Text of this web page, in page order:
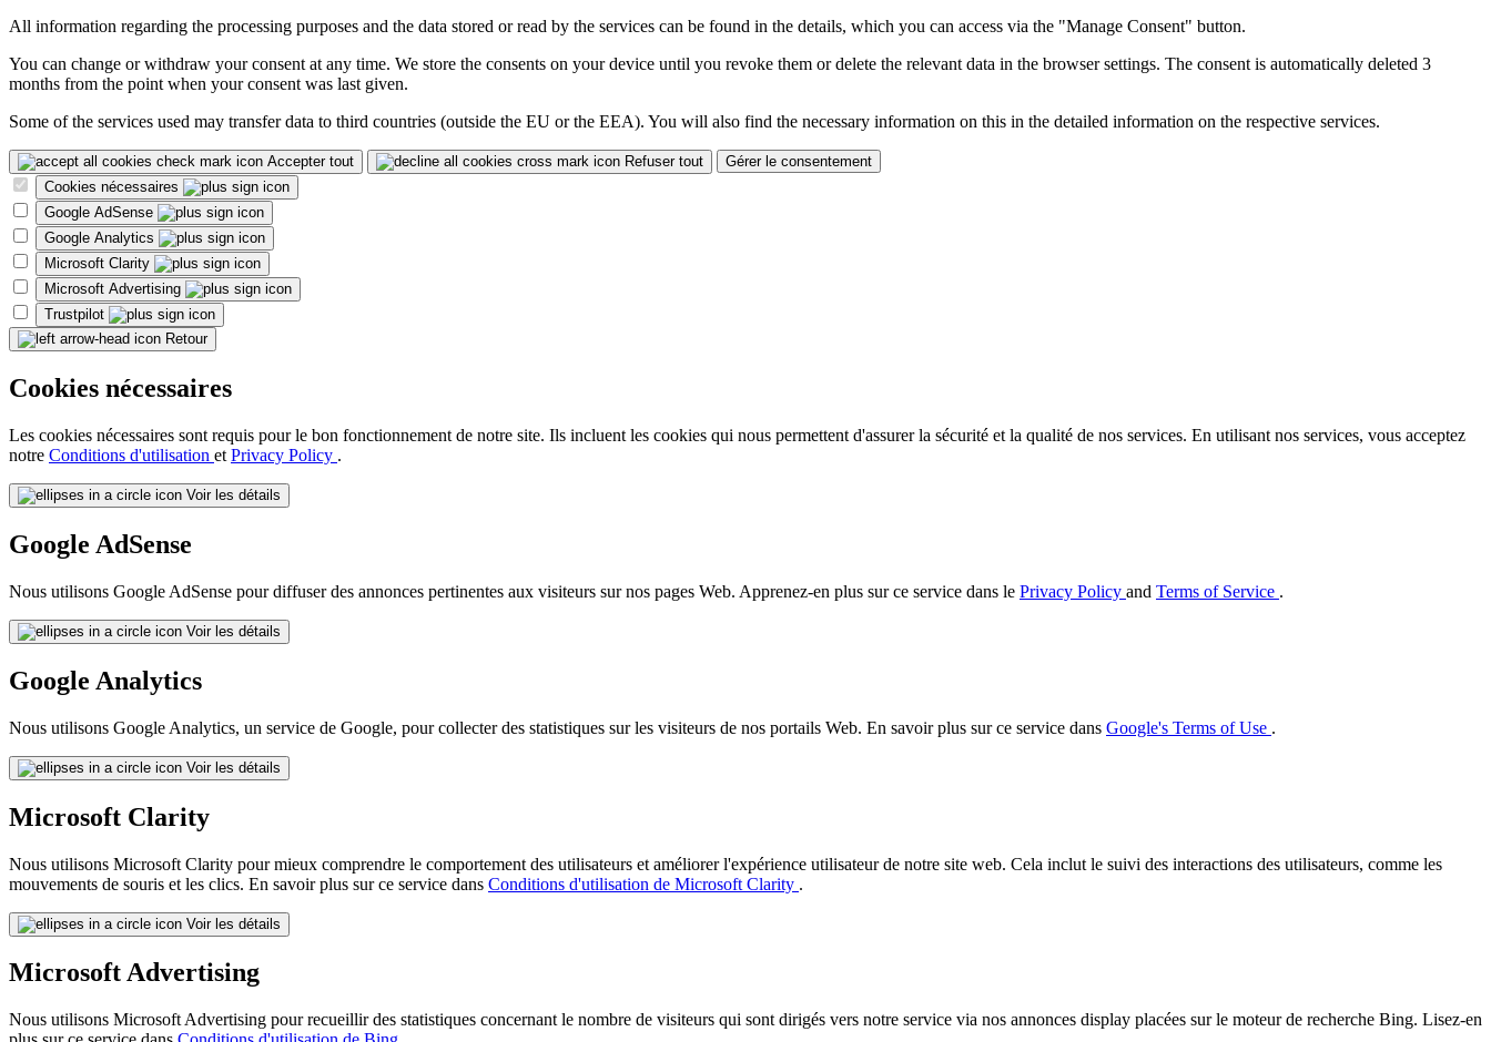
All information regarding the processing purposes and the data stored or read by the services can be found in the details, which you can access via the "Manage Consent" button.
You can change or withdraw your consent at any time. We store the consents on your device until you revoke them or delete the relevant data in the browser settings. The consent is automatically deleted 3
months from the point when your consent was last given.
Some of the services used may transfer data to third countries (outside the EU or the EEA). You will also find the necessary information on this in the detailed information on the respective services.
Accepter tout Refuser tout
Gérer le consentement
Cookies nécessaires
Google AdSense
Google Analytics
Microsoft Clarity
Microsoft Advertising
Trustpilot
Retour
Cookies nécessaires
Les cookies nécessaires sont requis pour le bon fonctionnement de notre site. Ils incluent les cookies qui nous permettent d'assurer la sécurité et la qualité de nos services. En utilisant nos services, vous acceptez
notre Conditions d'utilisation et Privacy Policy .
Voir les détails
Google AdSense
Nous utilisons Google AdSense pour diffuser des annonces pertinentes aux visiteurs sur nos pages Web. Apprenez-en plus sur ce service dans le Privacy Policy and Terms of Service .
Voir les détails
Google Analytics
Nous utilisons Google Analytics, un service de Google, pour collecter des statistiques sur les visiteurs de nos portails Web. En savoir plus sur ce service dans Google's Terms of Use .
Voir les détails
Microsoft Clarity
Nous utilisons Microsoft Clarity pour mieux comprendre le comportement des utilisateurs et améliorer l'expérience utilisateur de notre site web. Cela inclut le suivi des interactions des utilisateurs, comme les
mouvements de souris et les clics. En savoir plus sur ce service dans Conditions d'utilisation de Microsoft Clarity .
Voir les détails
Microsoft Advertising
Nous utilisons Microsoft Advertising pour recueillir des statistiques concernant le nombre de visiteurs qui sont dirigés vers notre service via nos annonces display placées sur le moteur de recherche Bing. Lisez-en